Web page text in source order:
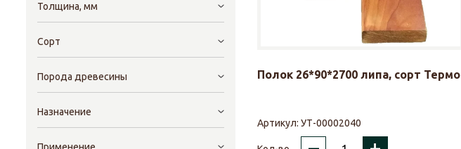
Толщина, мм
Сорт
Порода древесины
Назначение
Полок 26*90*2700 липа, сорт Термо
Артикул: УТ-00002040